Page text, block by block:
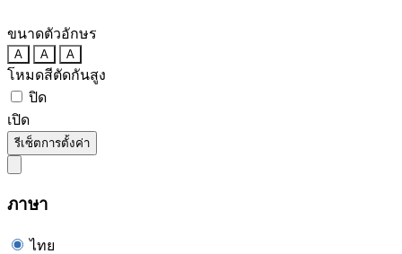
ขนาดตัวอักษร
A A A
โหมดสีตัดกันสูง
ปิด
เปิด
รีเซ็ตการตั้งค่า
ภาษา
ไทย